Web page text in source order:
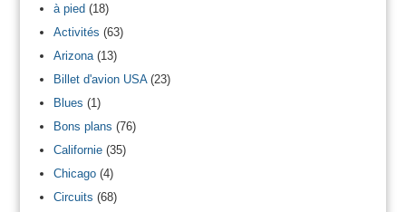
à pied(18)
Activités (63)
Arizona(13)
Billet d'avion USA(23)
Blues (1)
Bons plans (76)
Californie(35)
Chicago(4)
Circuits (68)